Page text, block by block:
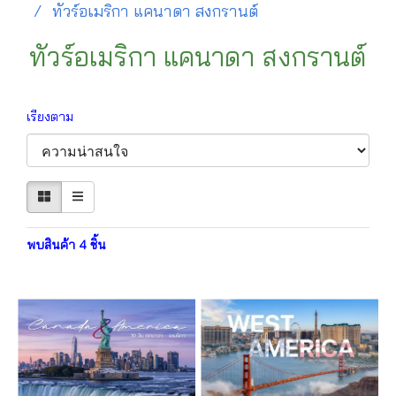
ทัวร์อเมริกา แคนาดา สงกรานต์
ทัวร์อเมริกา แคนาดา สงกรานต์
เรียงตาม
พบสินค้า 4 ชิ้น